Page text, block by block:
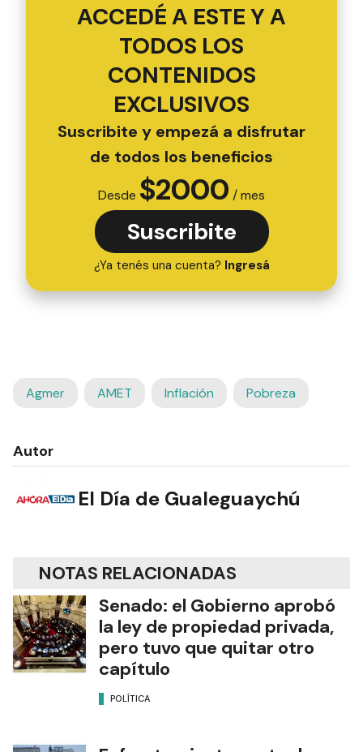
ACCEDÉ A ESTE Y A
TODOS LOS
CONTENIDOS
EXCLUSIVOS
Suscribite y empezá a disfrutar
de todos los beneficios
Desde $2000 / mes
Suscribite
¿Ya tenés una cuenta? Ingresá
Agmer AMET Inflación Pobreza
Autor
El Día de Gualeguaychú
NOTAS RELACIONADAS
Senado: el Gobierno aprobó
la ley de propiedad privada,
pero tuvo que quitar otro
capítulo
POLÍTICA